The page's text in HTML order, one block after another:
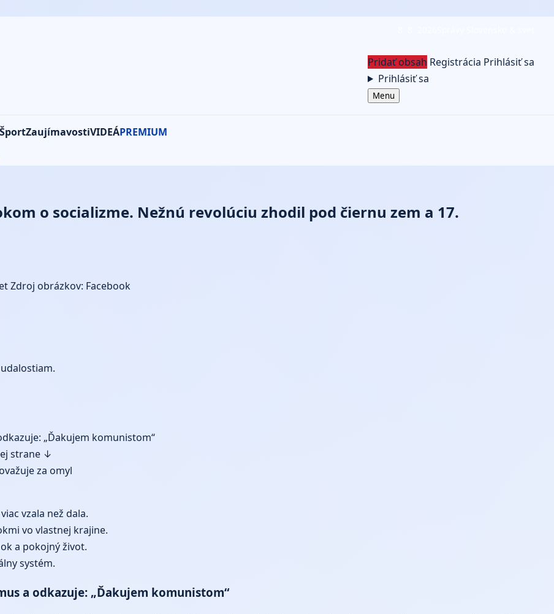
Pridať obsah Registrácia Prihlásiť sa
Prihlásiť sa
Menu
ŠportZaujímavostiVIDEÁPREMIUM
o socializme. Nežnú revolúciu zhodil pod čiernu zem a 17.
Zdroj obrázkov: Facebook
„Ďakujem komunistom“
strane ↓
za omyl
vzala než dala.
vo vlastnej krajine.
a pokojný život.
systém.
a odkazuje: „Ďakujem komunistom“